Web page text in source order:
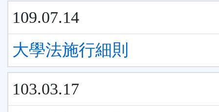
109.07.14
大學法施行細則
103.03.17